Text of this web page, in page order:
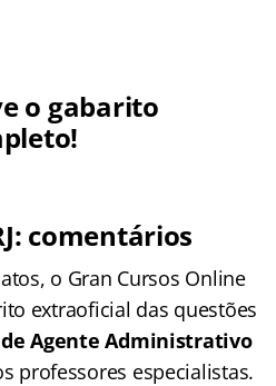
o gabarito
comentários
o Gran Cursos Online
extraoficial das questões
Agente Administrativo
professores especialistas.